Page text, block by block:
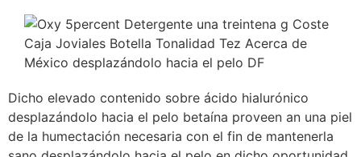
Dicho elevado contenido sobre ácido hialurónico
desplazándolo hacia el pelo betaína proveen an una piel
de la humectación necesaria con el fin de mantenerla